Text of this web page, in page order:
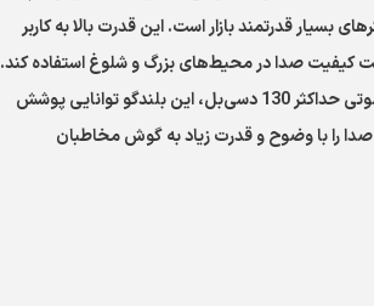
بسیار قدرتمند بازار است. این قدرت بالا به کاربر
کیفیت صدا در محیط‌های بزرگ و شلوغ استفاده کند.
همچنین، با حساسیت صوتی حداکثر 130 دسی‌بل، این بلندگو توانایی پوشش
را با وضوح و قدرت زیاد به گوش مخاطبان